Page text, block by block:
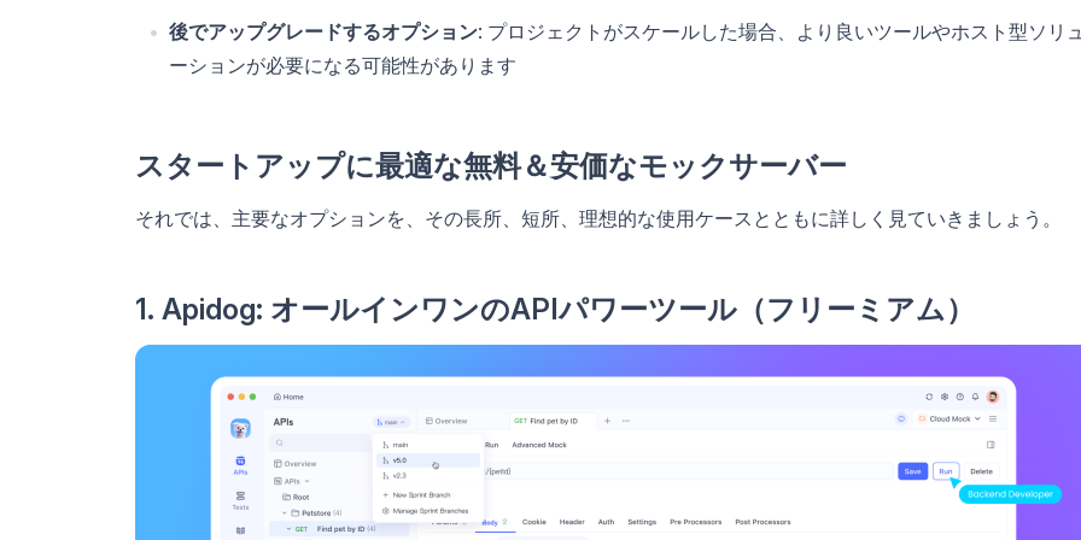
後でアップグレードするオプション: プロジェクトがスケールした場合、より良いツールやホスト型ソリ
ーションが必要になる可能性があります
スタートアップに最適な無料＆安価なモックサーバー
それでは、主要なオプションを、その長所、短所、理想的な使用ケースとともに詳しく見ていきましょう。
1. Apidog: オールインワンのAPIパワーツール（フリーミアム）